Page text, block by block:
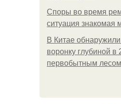
Споры во время
ситуация знакомая
В Китaе обнаружили
воронку глубиной в
первобытным лесом